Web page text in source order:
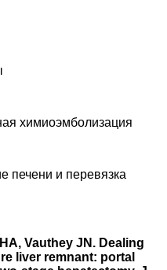
химиоэмболизация
печени и перевязка
Vauthey JN. Dealing
liver remnant: portal